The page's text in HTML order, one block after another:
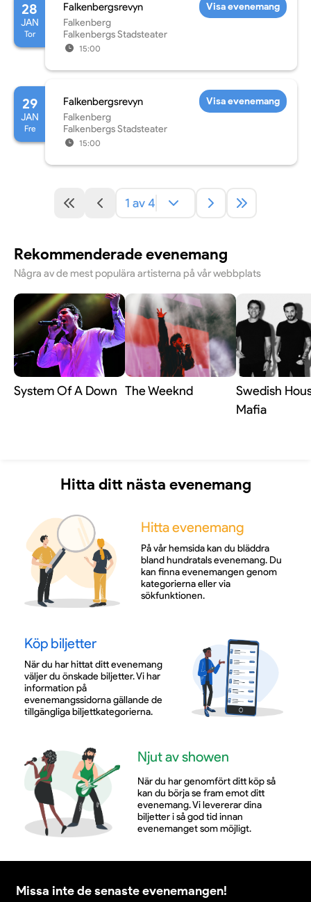
28
JAN
Tor
Falkenbergsrevyn
Falkenberg
Falkenbergs Stadsteater
15:00
Visa evenemang
29
JAN
Fre
Falkenbergsrevyn
Falkenberg
Falkenbergs Stadsteater
15:00
Visa evenemang
1 av 4
Rekommenderade evenemang
Några av de mest populära artisterna på vår webbplats
System Of A Down The Weeknd
Swedish
Mafia
Hitta ditt nästa evenemang
Hitta evenemang
På vår hemsida kan du bläddra
bland hundratals evenemang. Du
kan finna evenemangen genom
kategorierna eller via
sökfunktionen.
Köp biljetter
När du har hittat ditt evenemang
väljer du önskade biljetter. Vi har
information på
evenemangssidorna gällande de
tillgängliga biljettkategorierna.
Njut av showen
När du har genomfört ditt köp så
kan du börja se fram emot ditt
evenemang. Vi levererar dina
biljetter i så god tid innan
evenemanget som möjligt.
Missa inte de senaste evenemangen!